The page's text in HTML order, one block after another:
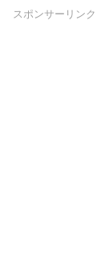
スポンサーリンク